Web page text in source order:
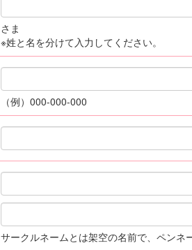
さま
※姓と名を分けて入力してください。
（例）000-000-000
サークルネームとは架空の名前で、ペンネ